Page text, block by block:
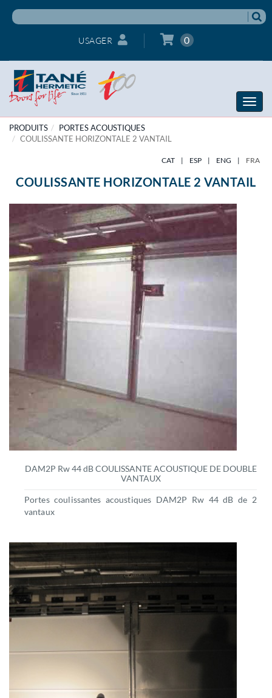
USAGER 0
Toggle
PRODUITS
PORTES ACOUSTIQUES
COULISSANTE HORIZONTALE 2 VANTAIL
CAT | ESP | ENG | FRA
COULISSANTE HORIZONTALE 2 VANTAIL
DAM2P Rw 44 dB COULISSANTE ACOUSTIQUE DE DOUBLE
VANTAUX
Portes coulissantes acoustiques DAM2P Rw 44 dB de 2
vantaux